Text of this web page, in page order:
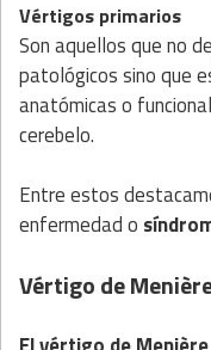
Vértigos primarios
Son aquellos que no
patológicos sino que
anatómicas o
cerebelo.
Entre estos
enfermedad o
Vértigo de